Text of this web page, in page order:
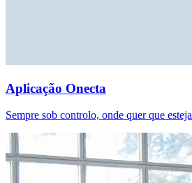
Aplicação Onecta
Sempre sob controlo, onde quer que esteja